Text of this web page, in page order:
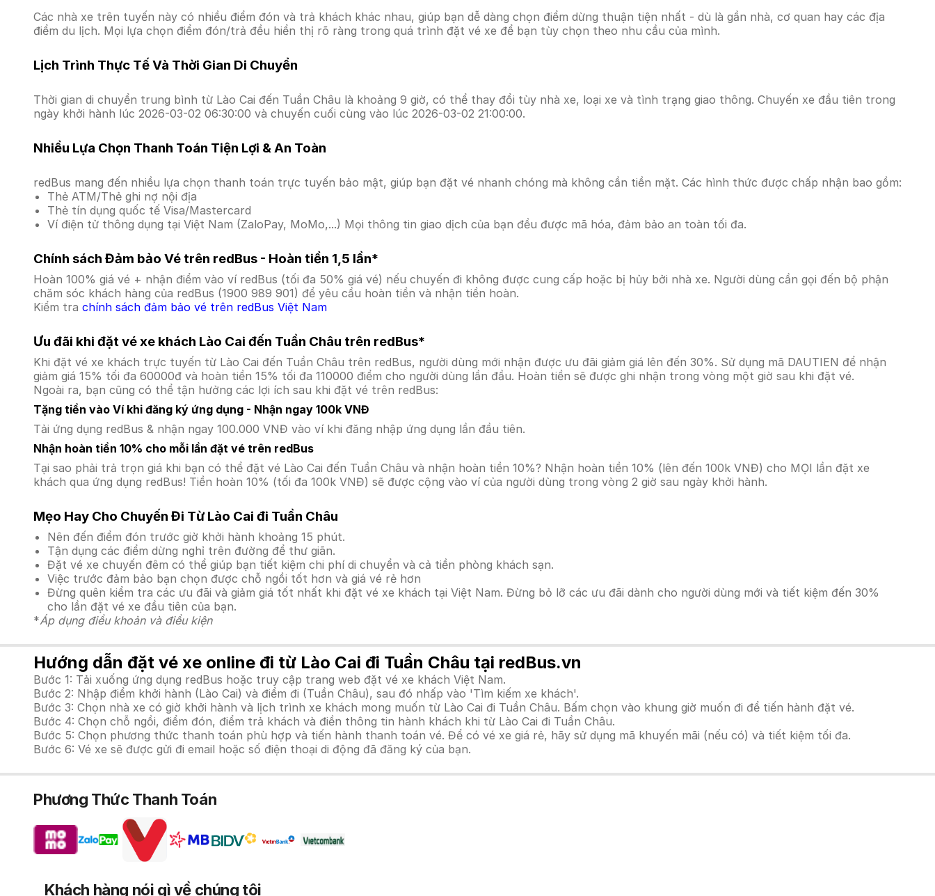
Các nhà xe trên tuyến này có nhiều điểm đón và trả khách khác nhau, giúp bạn dễ dàng chọn điểm dừng thuận tiện nhất - dù là gần nhà, cơ quan hay các địa
điểm du lịch. Mọi lựa chọn điểm đón/trả đều hiển thị rõ ràng trong quá trình đặt vé xe để bạn tùy chọn theo nhu cầu của mình.
Lịch Trình Thực Tế Và Thời Gian Di Chuyển
Thời gian di chuyển trung bình từ Lào Cai đến Tuần Châu là khoảng 9 giờ, có thể thay đổi tùy nhà xe, loại xe và tình trạng giao thông. Chuyến xe đầu tiên trong
ngày khởi hành lúc 2026-03-02 06:30:00 và chuyến cuối cùng vào lúc 2026-03-02 21:00:00.
Nhiều Lựa Chọn Thanh Toán Tiện Lợi & An Toàn
redBus mang đến nhiều lựa chọn thanh toán trực tuyến bảo mật, giúp bạn đặt vé nhanh chóng mà không cần tiền mặt. Các hình thức được chấp nhận bao gồm:
Thẻ ATM/Thẻ ghi nợ nội địa
Thẻ tín dụng quốc tế Visa/Mastercard
Ví điện tử thông dụng tại Việt Nam (ZaloPay, MoMo,...) Mọi thông tin giao dịch của bạn đều được mã hóa, đảm bảo an toàn tối đa.
Chính sách Đảm bảo Vé trên redBus - Hoàn tiền 1,5 lần*
Hoàn 100% giá vé + nhận điểm vào ví redBus (tối đa 50% giá vé) nếu chuyến đi không được cung cấp hoặc bị hủy bởi nhà xe. Người dùng cần gọi đến bộ phận
chăm sóc khách hàng của redBus (1900 989 901) để yêu cầu hoàn tiền và nhận tiền hoàn.
Kiểm tra chính sách đảm bảo vé trên redBus Việt Nam
Ưu đãi khi đặt vé xe khách Lào Cai đến Tuần Châu trên redBus*
Khi đặt vé xe khách trực tuyến từ Lào Cai đến Tuần Châu trên redBus, người dùng mới nhận được ưu đãi giảm giá lên đến 30%. Sử dụng mã DAUTIEN để nhận
giảm giá 15% tối đa 60000đ và hoàn tiền 15% tối đa 110000 điểm cho người dùng lần đầu. Hoàn tiền sẽ được ghi nhận trong vòng một giờ sau khi đặt vé.
Ngoài ra, bạn cũng có thể tận hưởng các lợi ích sau khi đặt vé trên redBus:
Tặng tiền vào Ví khi đăng ký ứng dụng - Nhận ngay 100k VNĐ
Tải ứng dụng redBus & nhận ngay 100.000 VNĐ vào ví khi đăng nhập ứng dụng lần đầu tiên.
Nhận hoàn tiền 10% cho mỗi lần đặt vé trên redBus
Tại sao phải trả trọn giá khi bạn có thể đặt vé Lào Cai đến Tuần Châu và nhận hoàn tiền 10%? Nhận hoàn tiền 10% (lên đến 100k VNĐ) cho MỌI lần đặt xe
khách qua ứng dụng redBus! Tiền hoàn 10% (tối đa 100k VNĐ) sẽ được cộng vào ví của người dùng trong vòng 2 giờ sau ngày khởi hành.
Mẹo Hay Cho Chuyến Đi Từ Lào Cai đi Tuần Châu
Nên đến điểm đón trước giờ khởi hành khoảng 15 phút.
Tận dụng các điểm dừng nghỉ trên đường để thư giãn.
Đặt vé xe chuyến đêm có thể giúp bạn tiết kiệm chi phí di chuyển và cả tiền phòng khách sạn.
Việc trước đảm bảo bạn chọn được chỗ ngồi tốt hơn và giá vé rẻ hơn
Đừng quên kiểm tra các ưu đãi và giảm giá tốt nhất khi đặt vé xe khách tại Việt Nam. Đừng bỏ lỡ các ưu đãi dành cho người dùng mới và tiết kiệm đến 30%
cho lần đặt vé xe đầu tiên của bạn.
*Áp dụng điều khoản và điều kiện
Hướng dẫn đặt vé xe online đi từ Lào Cai đi Tuần Châu tại redBus.vn
Bước 1: Tải xuống ứng dụng redBus hoặc truy cập trang web đặt vé xe khách Việt Nam.
Bước 2: Nhập điểm khởi hành (Lào Cai) và điểm đi (Tuần Châu), sau đó nhấp vào 'Tìm kiếm xe khách'.
Bước 3: Chọn nhà xe có giờ khởi hành và lịch trình xe khách mong muốn từ Lào Cai đi Tuần Châu. Bấm chọn vào khung giờ muốn đi để tiến hành đặt vé.
Bước 4: Chọn chỗ ngồi, điểm đón, điểm trả khách và điền thông tin hành khách khi từ Lào Cai đi Tuần Châu.
Bước 5: Chọn phương thức thanh toán phù hợp và tiến hành thanh toán vé. Để có vé xe giá rẻ, hãy sử dụng mã khuyến mãi (nếu có) và tiết kiệm tối đa.
Bước 6: Vé xe sẽ được gửi đi email hoặc số điện thoại di động đã đăng ký của bạn.
Phương Thức Thanh Toán
Khách hàng nói gì về chúng tôi